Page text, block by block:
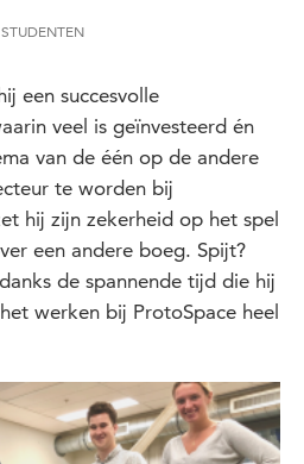
STUDENTEN
een succesvolle
veel is geïnvesteerd én
van de één op de andere
te worden bij
hij zijn zekerheid op het spel
een andere boeg. Spijt?
de spannende tijd die hij
werken bij ProtoSpace heel